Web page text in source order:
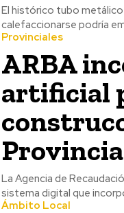
El histórico tubo metálico
calefaccionarse podría
Provinciales
ARBA
artificial
La Agencia de
sistema digital que
Ámbito Local